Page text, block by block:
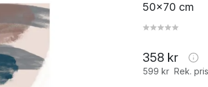
50x70 cm
358 kr
599 kr Rek.